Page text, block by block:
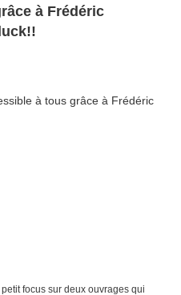
à Frédéric
focus sur deux ouvrages qui